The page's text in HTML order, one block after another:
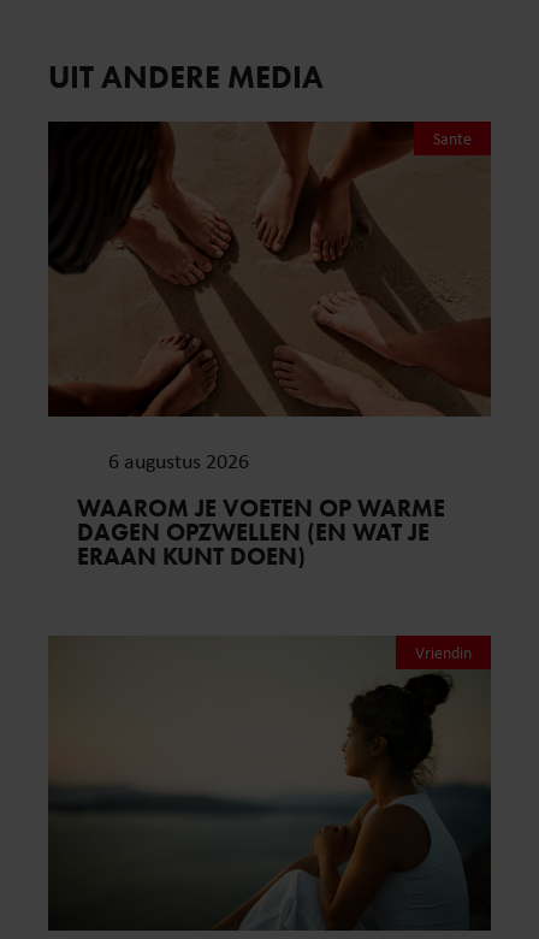
UIT ANDERE MEDIA
Sante
6 augustus 2026
WAAROM JE VOETEN OP WARME
DAGEN OPZWELLEN (EN WAT JE
ERAAN KUNT DOEN)
Vriendin